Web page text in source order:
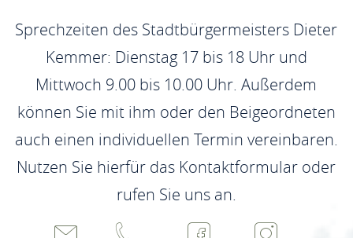
Sprechzeiten des Stadtbürgermeisters Dieter
Kemmer: Dienstag 17 bis 18 Uhr und
Mittwoch 9.00 bis 10.00 Uhr. Außerdem
können Sie mit ihm oder den Beigeordneten
auch einen individuellen Termin vereinbaren.
Nutzen Sie hierfür das Kontaktformular oder
rufen Sie uns an.